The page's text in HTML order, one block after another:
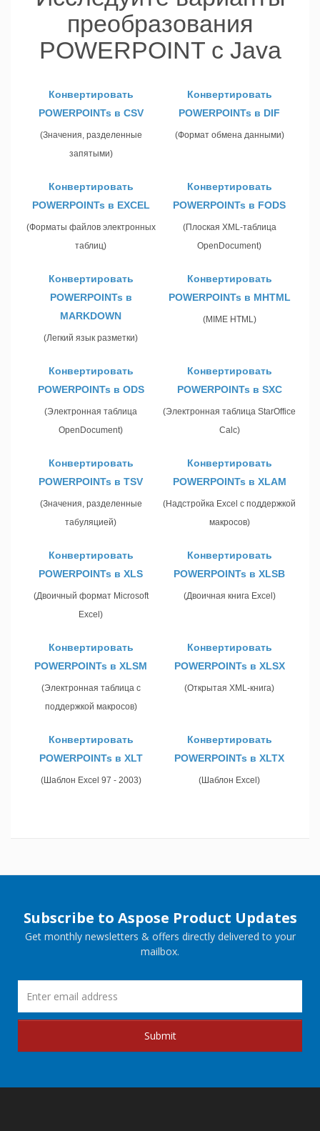
преобразования
POWERPOINT с Java
Конвертировать
POWERPOINTs в CSV
(Значения, разделенные
запятыми)
Конвертировать
POWERPOINTs в DIF
(Формат обмена данными)
Конвертировать
POWERPOINTs в EXCEL
(Форматы файлов электронных
таблиц)
Конвертировать
POWERPOINTs в FODS
(Плоская XML-таблица
OpenDocument)
Конвертировать
POWERPOINTs в
MARKDOWN
(Легкий язык разметки)
Конвертировать
POWERPOINTs в MHTML
(MIME HTML)
Конвертировать
POWERPOINTs в ODS
(Электронная таблица
OpenDocument)
Конвертировать
POWERPOINTs в SXC
(Электронная таблица StarOffice
Calc)
Конвертировать
POWERPOINTs в TSV
(Значения, разделенные
табуляцией)
Конвертировать
POWERPOINTs в XLAM
(Надстройка Excel с поддержкой
макросов)
Конвертировать
POWERPOINTs в XLS
(Двоичный формат Microsoft
Excel)
Конвертировать
POWERPOINTs в XLSB
(Двоичная книга Excel)
Конвертировать
POWERPOINTs в XLSM
(Электронная таблица с
поддержкой макросов)
Конвертировать
POWERPOINTs в XLSX
(Открытая XML-книга)
Конвертировать
POWERPOINTs в XLT
(Шаблон Excel 97 - 2003)
Конвертировать
POWERPOINTs в XLTX
(Шаблон Excel)
Subscribe to Aspose Product Updates
Get monthly newsletters & offers directly delivered to your
mailbox.
Submit